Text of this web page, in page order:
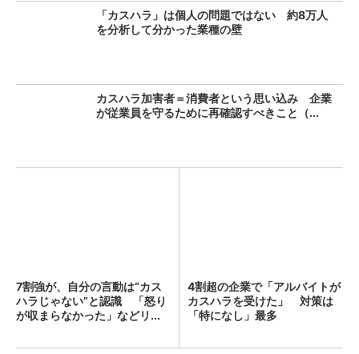
「カスハラ」は個人の問題ではない 約8万人
を分析して分かった業種の壁
カスハラ加害者＝消費者という思い込み 企業
が従業員を守るために再確認すべきこと（...
7割強が、自分の言動は“カス
ハラじゃない”と認識 「怒り
が収まらなかった」などリ...
4割超の企業で「アルバイトが
カスハラを受けた」 対策は
「特になし」最多